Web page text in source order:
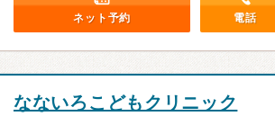
ネット予約 電話
なないろこどもクリニック